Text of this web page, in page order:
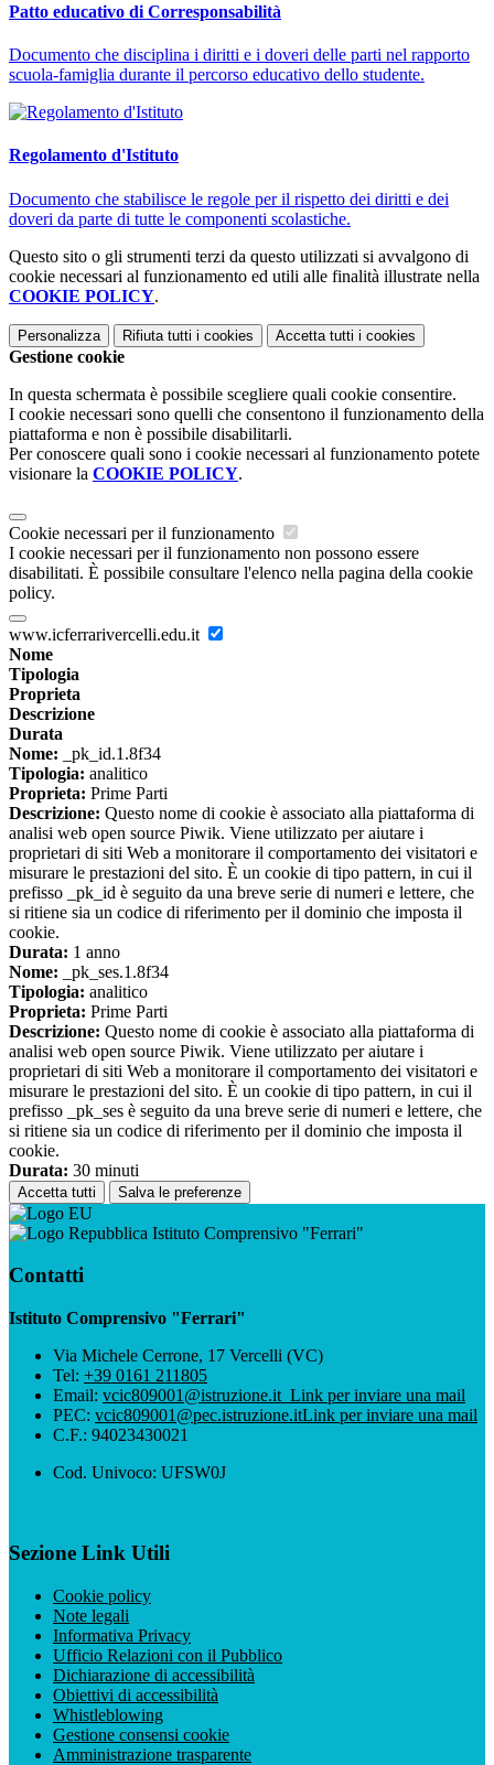
Patto educativo di Corresponsabilità
Documento che disciplina i diritti e i doveri delle parti nel rapporto
scuola-famiglia durante il percorso educativo dello studente.
Regolamento d'Istituto
Documento che stabilisce le regole per il rispetto dei diritti e dei
doveri da parte di tutte le componenti scolastiche.
Questo sito o gli strumenti terzi da questo utilizzati si avvalgono di
cookie necessari al funzionamento ed utili alle finalità illustrate nella
COOKIE POLICY.
Personalizza Rifiuta tutti i cookies Accetta tutti i cookies
Gestione cookie
In questa schermata è possibile scegliere quali cookie consentire.
I cookie necessari sono quelli che consentono il funzionamento della
piattaforma e non è possibile disabilitarli.
Per conoscere quali sono i cookie necessari al funzionamento potete
visionare la COOKIE POLICY.
Cookie necessari per il funzionamento
I cookie necessari per il funzionamento non possono essere
disabilitati. È possibile consultare l'elenco nella pagina della cookie
policy.
www.icferrarivercelli.edu.it
Nome
Tipologia
Proprieta
Descrizione
Durata
Nome: _pk_id.1.8f34
Tipologia: analitico
Proprieta: Prime Parti
Descrizione: Questo nome di cookie è associato alla piattaforma di
analisi web open source Piwik. Viene utilizzato per aiutare i
proprietari di siti Web a monitorare il comportamento dei visitatori e
misurare le prestazioni del sito. È un cookie di tipo pattern, in cui il
prefisso _pk_id è seguito da una breve serie di numeri e lettere, che
si ritiene sia un codice di riferimento per il dominio che imposta il
cookie.
Durata: 1 anno
Nome: _pk_ses.1.8f34
Tipologia: analitico
Proprieta: Prime Parti
Descrizione: Questo nome di cookie è associato alla piattaforma di
analisi web open source Piwik. Viene utilizzato per aiutare i
proprietari di siti Web a monitorare il comportamento dei visitatori e
misurare le prestazioni del sito. È un cookie di tipo pattern, in cui il
prefisso _pk_ses è seguito da una breve serie di numeri e lettere, che
si ritiene sia un codice di riferimento per il dominio che imposta il
cookie.
Durata: 30 minuti
Accetta tutti Salva le preferenze
Istituto Comprensivo "Ferrari"
Contatti
Istituto Comprensivo "Ferrari"
Via Michele Cerrone, 17 Vercelli (VC)
Tel: +39 0161 211805
Email: vcic809001@istruzione.it Link per inviare una mail
PEC: vcic809001@pec.istruzione.itLink per inviare una mail
C.F.: 94023430021
Cod. Univoco: UFSW0J
Sezione Link Utili
Cookie policy
Note legali
Informativa Privacy
Ufficio Relazioni con il Pubblico
Dichiarazione di accessibilità
Obiettivi di accessibilità
Whistleblowing
Gestione consensi cookie
Amministrazione trasparente